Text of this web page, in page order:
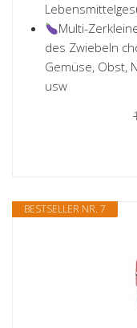
Multi-
des Zwiebeln
Gemüse, Obst,
usw
BESTSELLER NR. 7